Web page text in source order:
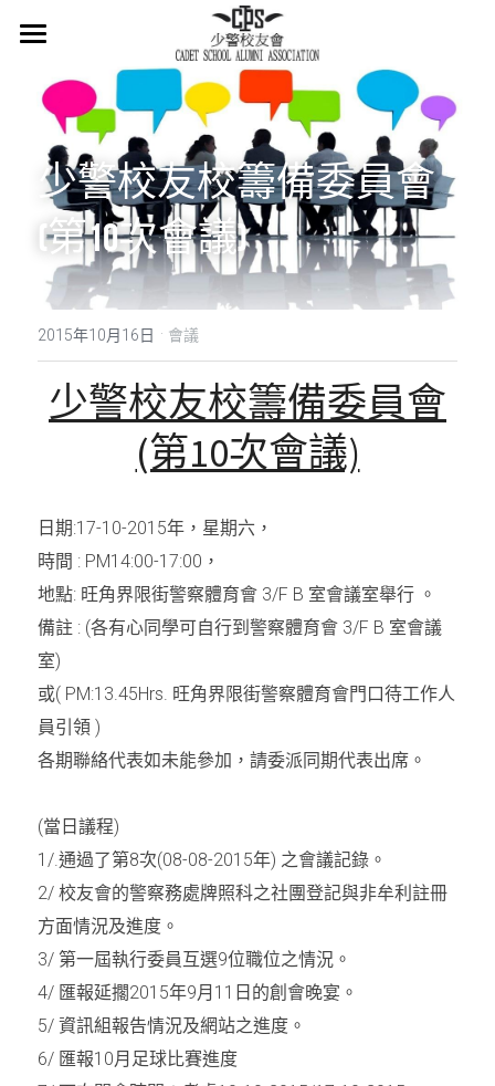
關於我們
會章
少警冷知識
最新消息
活在當下
活動概覽
周年紀念
本會近況
名譽會員登記
學警預備班會員登記
正式會員申請
銷售服務
聯絡我們
少警校友校籌備委員會
(第10次會議)
2015年10月16日 · 會議
少警校友校籌備委員會
(第10次會議)
日期:17-10-2015年，星期六，
時間 : PM14:00-17:00 ，
地點: 旺角界限街警察體育會 3/F B 室會議室舉行 。
備註 : (各有心同學可自行到警察體育會 3/F B 室會議
室)
或( PM:13.45Hrs. 旺角界限街警察體育會門口待工作人
員引領 )
各期聯絡代表如未能參加，請委派同期代表出席。
(當日議程)
1/.通過了第8次(08-08-2015年) 之會議記錄。
2/ 校友會的警察務處牌照科之社團登記與非牟利註冊
方面情況及進度。
3/ 第一屆執行委員互選9位職位之情況。
4/ 匯報延擱2015­年­9­月 ­11­ 日的創會晚宴。
5/ 資訊組報告情況及網站之進度。
6/ 匯報10月足球比賽進度
商品分類
所有商品分類